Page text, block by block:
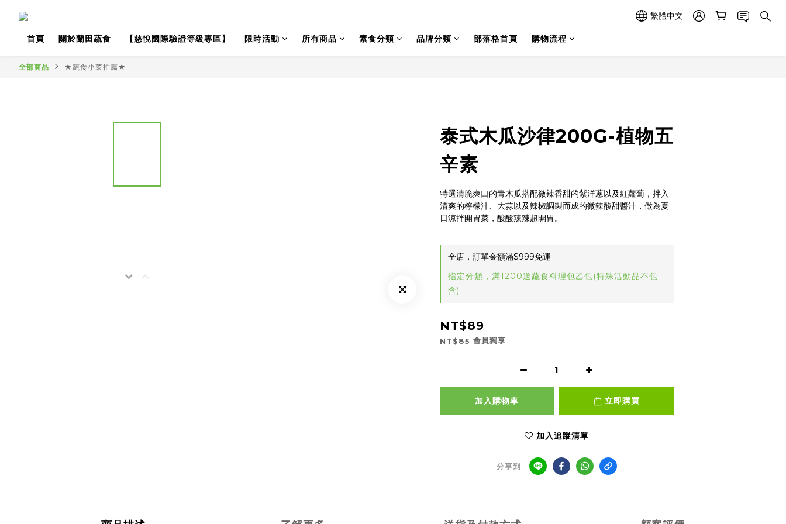
繁體中文
首頁 關於蘭田蔬食 【慈悅國際驗證等級專區】 限時活動 所有商品 素食分類 品牌分類 部落格首頁 購物流程
全部商品 ★蔬食小菜推薦★
泰式木瓜沙律200G-植物五
辛素
特選清脆爽口的青木瓜搭配微辣香甜的紫洋蔥以及紅蘿蔔，拌入
清爽的檸檬汁、大蒜以及辣椒調製而成的微辣酸甜醬汁，做為夏
日涼拌開胃菜，酸酸辣辣超開胃。
全店，訂單金額滿$999免運
指定分類，滿1200送蔬食料理包乙包(特殊活動品不包
含)
NT$89
NT$85 會員獨享
加入購物車 立即購買
加入追蹤清單
分享到